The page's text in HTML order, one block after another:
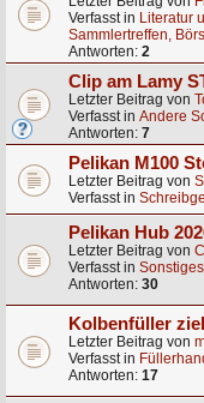
Verfasst in Literatur
Sammlertreffen,
Antworten: 2
Clip am Lamy
Letzter Beitrag von
Verfasst in Andere
Antworten: 7
Pelikan M100
Letzter Beitrag von
Verfasst in
Pelikan Hub
Letzter Beitrag von
Verfasst in
Antworten: 30
Kolbenfüller
Letzter Beitrag von
Verfasst in
Antworten: 17